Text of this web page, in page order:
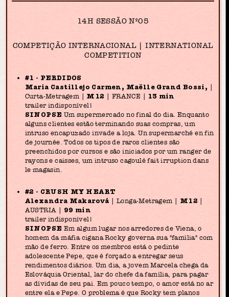
14H SESSÃO Nº05
COMPETIÇÃO INTERNACIONAL | INTERNATIONAL
COMPETITION
#1 - PERDIDOS
Maria Castillejo Carmen, Maëlle Grand Bossi,
Curta-Metragem | M12 | FRANCE | 13 min
trailer indisponível!
SINOPSE Um supermercado no final do dia. Enquanto
alguns clientes estão terminando suas compras, um
intruso encapuzado invade a loja. Un supermarché en fin
de journée. Todos os tipos de raros clientes são
preenchidos por cursos e são iniciados por um ranger de
rayons e caisses, um intruso cagoulé fait irruption dans
le magasin.
#2 - CRUSH MY HEART
Alexandra Makarová | Longa-Metragem | M12 |
AUSTRIA | 99 min
trailer indisponível!
SINOPSE Em algum lugar nos arredores de Viena, o
homem da máfia cigana Rocky governa sua "família" com
mão de ferro. Entre os membros está o pedinte
adolescente Pepe, que é forçado a entregar seus
rendimentos diários. Um dia, a jovem Marcela chega da
Eslováquia Oriental, lar do chefe da família, para pagar
as dívidas de seu pai. Em pouco tempo, o amor está no ar
entre ela e Pepe. O problema é que Rocky tem planos